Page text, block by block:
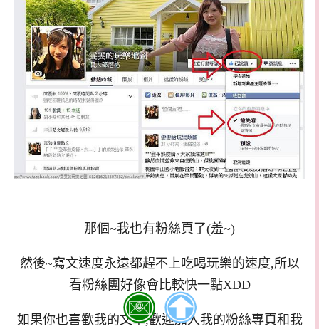
那個~我也有粉絲頁了(羞~)
然後~寫文速度永遠都趕不上吃喝玩樂的速度,所以
看粉絲團好像會比較快一點XDD
如果你也喜歡我的文章,歡迎加入我的粉絲專頁和我